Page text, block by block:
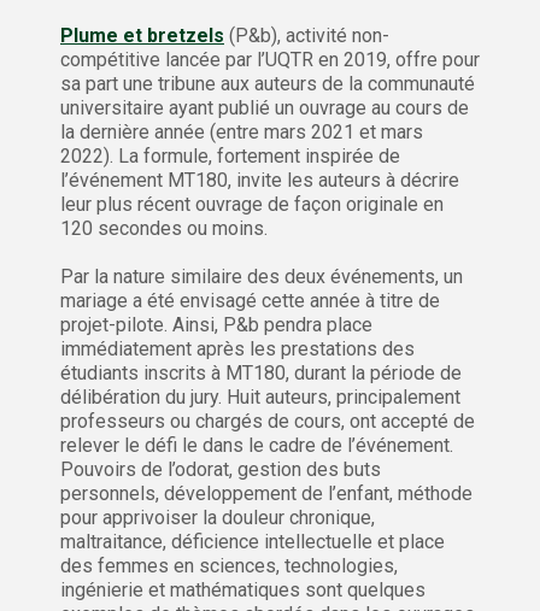
Plume et bretzels (P&b), activité non-
compétitive lancée par l’UQTR en 2019, offre pour
sa part une tribune aux auteurs de la communauté
universitaire ayant publié un ouvrage au cours de
la dernière année (entre mars 2021 et mars
2022). La formule, fortement inspirée de
l’événement MT180, invite les auteurs à décrire
leur plus récent ouvrage de façon originale en
120 secondes ou moins.
Par la nature similaire des deux événements, un
mariage a été envisagé cette année à titre de
projet-pilote. Ainsi, P&b pendra place
immédiatement après les prestations des
étudiants inscrits à MT180, durant la période de
délibération du jury. Huit auteurs, principalement
professeurs ou chargés de cours, ont accepté de
relever le défi le dans le cadre de l’événement.
Pouvoirs de l’odorat, gestion des buts
personnels, développement de l’enfant, méthode
pour apprivoiser la douleur chronique,
maltraitance, déficience intellectuelle et place
des femmes en sciences, technologies,
ingénierie et mathématiques sont quelques